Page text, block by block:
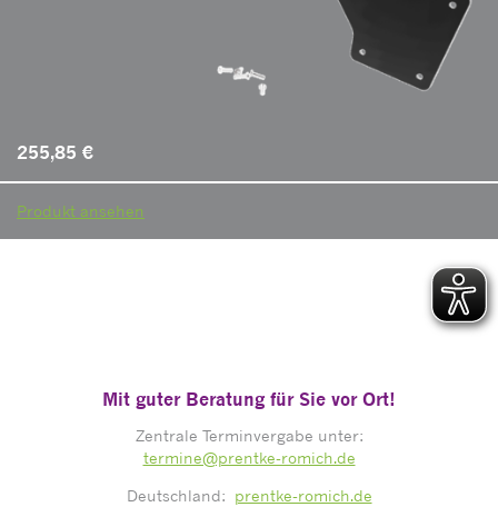
255,85 €
Produkt ansehen
Mit guter Beratung für Sie vor Ort!
Zentrale Terminvergabe unter:
termine@prentke-romich.de
Deutschland: prentke-romich.de